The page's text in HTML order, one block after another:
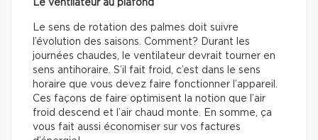
Le ventilateur au plafond
Le sens de rotation des palmes doit suivre
l’évolution des saisons. Comment? Durant les
journées chaudes, le ventilateur devrait tourner en
sens antihoraire. S’il fait froid, c’est dans le sens
horaire que vous devez faire fonctionner l’appareil.
Ces façons de faire optimisent la notion que l’air
froid descend et l’air chaud monte. En somme, ça
vous fait aussi économiser sur vos factures